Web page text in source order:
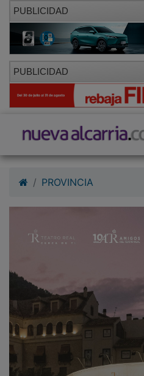
PUBLICIDAD
PUBLICIDAD